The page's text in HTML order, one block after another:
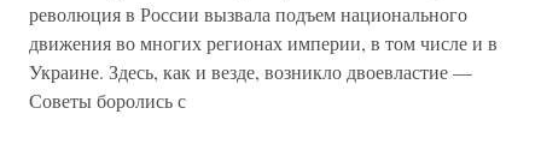
революция в России вызвала подъем национального
движения во многих регионах империи, в том числе и в
Украине. Здесь, как и везде, возникло двоевластие —
Советы боролись с